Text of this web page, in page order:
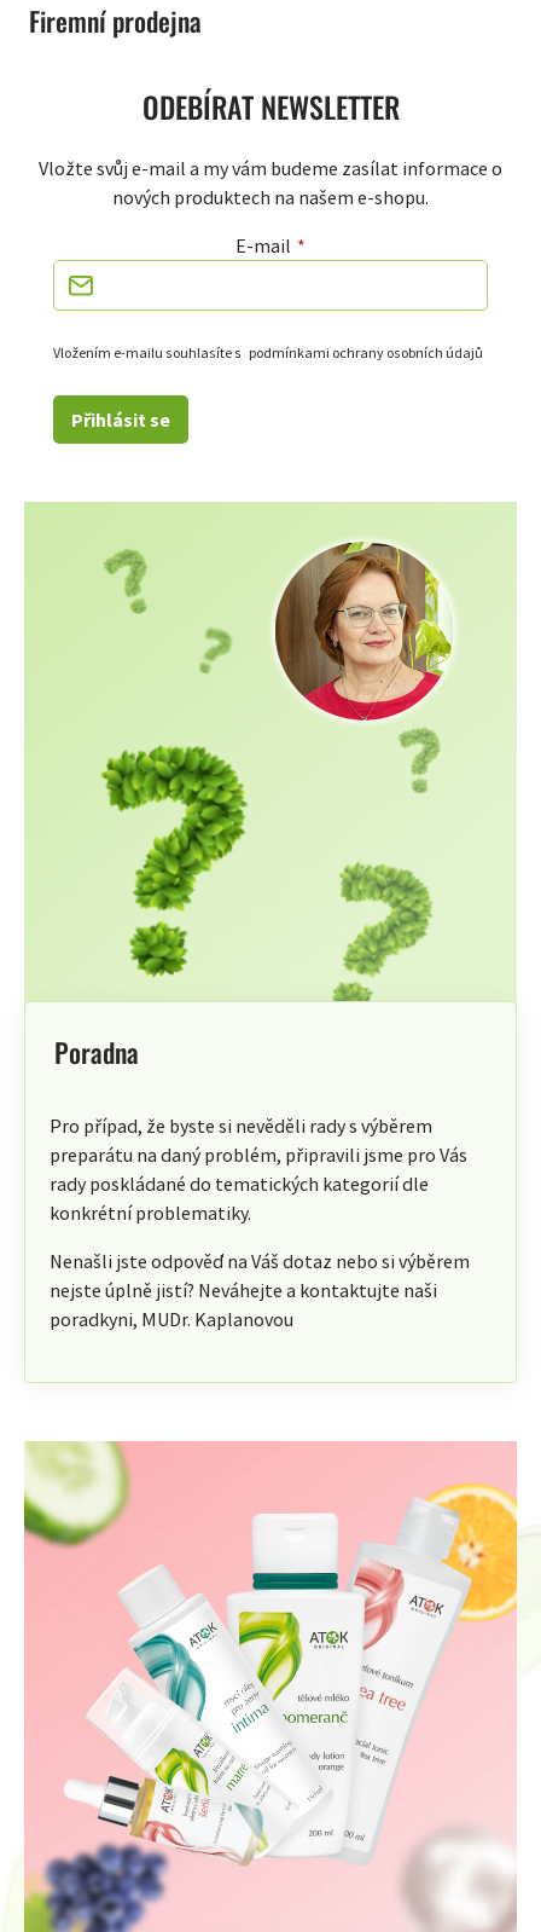
Firemní prodejna
ODEBÍRAT NEWSLETTER
Vložte svůj e-mail a my vám budeme zasílat informace o
nových produktech na našem e-shopu.
E-mail
Vložením e-mailu souhlasíte s podmínkami ochrany osobních údajů
Přihlásit se
Poradna
Pro případ, že byste si nevěděli rady s výběrem
preparátu na daný problém, připravili jsme pro Vás
rady poskládané do tematických kategorií dle
konkrétní problematiky.
Nenašli jste odpověď na Váš dotaz nebo si výběrem
nejste úplně jistí? Neváhejte a kontaktujte naši
poradkyni, MUDr. Kaplanovou